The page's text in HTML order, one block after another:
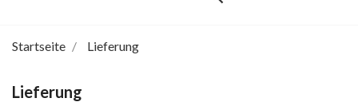
Startseite Lieferung
Lieferung